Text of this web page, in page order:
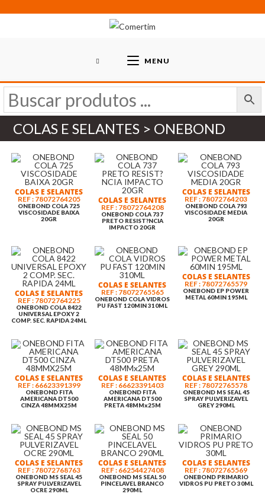
MENU
COLAS E SELANTES > ONEBOND
COLAS E SELANTES
REF : 78072764205
ONEBOND COLA 725
VISCOSIDADE BAIXA
20GR
COLAS E SELANTES
REF : 78072764208
ONEBOND COLA 737
PRETO RESIST?NCIA
IMPACTO 20GR
COLAS E SELANTES
REF : 78072764203
ONEBOND COLA 793
VISCOSIDADE MEDIA
20GR
COLAS E SELANTES
REF : 78072764225
ONEBOND COLA 8422
UNIVERSAL EPOXY 2
COMP. SEC. RAPIDA 24ML
COLAS E SELANTES
REF : 78072765565
ONEBOND COLA VIDROS
PU FAST 120MIN 310ML
COLAS E SELANTES
REF : 78072765579
ONEBOND EP POWER
METAL 60MIN 195ML
COLAS E SELANTES
REF : 66623391399
ONEBOND FITA
AMERICANA DT500
CINZA 48MMX25M
COLAS E SELANTES
REF : 66623391403
ONEBOND FITA
AMERICANA DT500
PRETA 48MMx25M
COLAS E SELANTES
REF : 78072765578
ONEBOND MS SEAL 45
SPRAY PULVERIZAVEL
GREY 290ML
COLAS E SELANTES
REF : 78072768763
ONEBOND MS SEAL 45
SPRAY PULVERIZAVEL
OCRE 290ML
COLAS E SELANTES
REF : 66254427408
ONEBOND MS SEAL 50
PINCELAVEL BRANCO
290ML
COLAS E SELANTES
REF : 78072765569
ONEBOND PRIMARIO
VIDROS PU PRETO 30ML